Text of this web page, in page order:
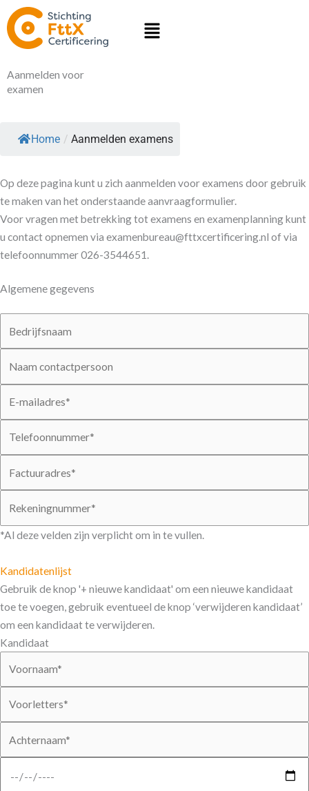
naar
de
Menu
Aanmelden voor
examen
Home / Aanmelden examens
Op deze pagina kunt u zich aanmelden voor examens door gebruik
te maken van het onderstaande aanvraagformulier.
Voor vragen met betrekking tot examens en examenplanning kunt
u contact opnemen via examenbureau@fttxcertificering.nl of via
telefoonnummer 026-3544651.
Algemene gegevens
*Al deze velden zijn verplicht om in te vullen.
Kandidatenlijst
Gebruik de knop '+ nieuwe kandidaat' om een nieuwe kandidaat
toe te voegen, gebruik eventueel de knop ‘verwijderen kandidaat’
om een kandidaat te verwijderen.
Kandidaat